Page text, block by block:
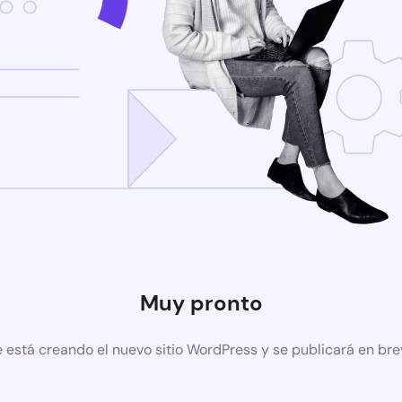
Muy pronto
está creando el nuevo sitio WordPress y se publicará en